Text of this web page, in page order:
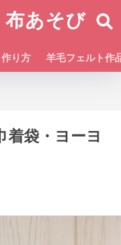
あそび
り方 羊毛フェルト作
着袋・ヨーヨ